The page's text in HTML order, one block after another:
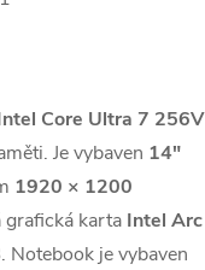
Core Ultra 7 256V
Je vybaven 14"
1920 × 1200
grafická karta Intel Arc
. Notebook je vybaven